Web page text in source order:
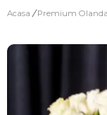
Acasa / Premium